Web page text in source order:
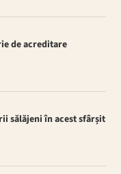
de acreditare
sălăjeni în acest sfârșit